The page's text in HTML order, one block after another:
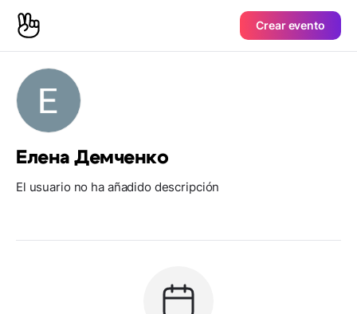
Crear evento
Елена Демченко
El usuario no ha añadido descripción